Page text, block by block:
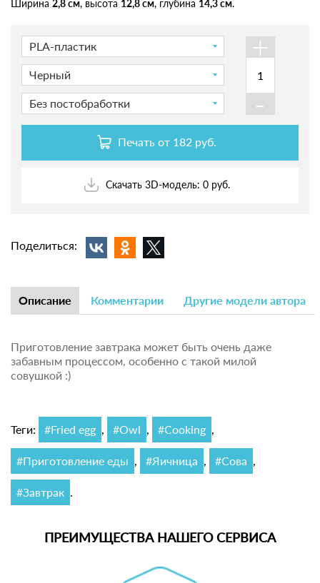
Ширина 2,8 см, высота 12,8 см, глубина 14,3 см.
PLA-пластик
Черный
Без постобработки
+
-
Печать от 182 руб.
Скачать 3D-модель: 0 руб.
Поделиться:
Описание Комментарии Другие модели автора
Приготовление завтрака может быть очень даже
забавным процессом, особенно с такой милой
совушкой :)
Теги: #Fried egg , #Owl , #Cooking ,
#Приготовление еды , #Яичница , #Сова ,
#Завтрак .
ПРЕИМУЩЕСТВА НАШЕГО СЕРВИСА